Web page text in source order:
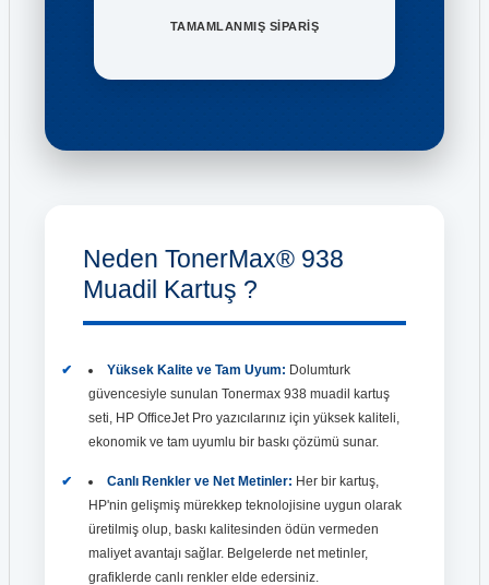
TAMAMLANMIŞ SİPARİŞ
Neden TonerMax® 938
Muadil Kartuş ?
Yüksek Kalite ve Tam Uyum: Dolumturk
güvencesiyle sunulan Tonermax 938 muadil kartuş
seti, HP OfficeJet Pro yazıcılarınız için yüksek kaliteli,
ekonomik ve tam uyumlu bir baskı çözümü sunar.
Canlı Renkler ve Net Metinler: Her bir kartuş,
HP'nin gelişmiş mürekkep teknolojisine uygun olarak
üretilmiş olup, baskı kalitesinden ödün vermeden
maliyet avantajı sağlar. Belgelerde net metinler,
grafiklerde canlı renkler elde edersiniz.